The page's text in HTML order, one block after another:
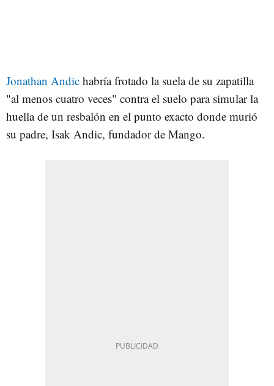
Jonathan Andic habría frotado la suela de su zapatilla
"al menos cuatro veces" contra el suelo para simular la
huella de un resbalón en el punto exacto donde murió
su padre, Isak Andic, fundador de Mango.